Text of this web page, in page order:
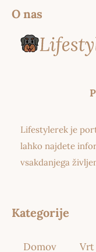
O nas
Lifestylerek je
lahko najdete
vsakdanjega
Kategorije
Domov Vrt